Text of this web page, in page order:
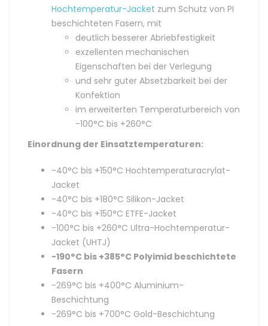
Hochtemperatur-Jacket zum Schutz von PI
beschichteten Fasern, mit
deutlich besserer Abriebfestigkeit
exzellenten mechanischen
Eigenschaften bei der Verlegung
und sehr guter Absetzbarkeit bei der
Konfektion
im erweiterten Temperaturbereich von
-100°C bis +260°C
Einordnung der Einsatztemperaturen:
-40°C bis +150°C Hochtemperaturacrylat-
Jacket
-40°C bis +180°C Silikon-Jacket
-40°C bis +150°C ETFE-Jacket
-100°C bis +260°C Ultra-Hochtemperatur-
Jacket (UHTJ)
-190°C bis +385°C Polyimid beschichtete
Fasern
-269°C bis +400°C Aluminium-
Beschichtung
-269°C bis +700°C Gold-Beschichtung